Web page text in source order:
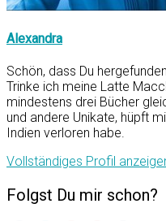
Alexandra
Schön, dass Du
Trinke ich meine Latte
mindestens drei Bücher
und andere Unikate, hüpft
Indien verloren habe.
Vollständiges Profil
Folgst Du mir schon?